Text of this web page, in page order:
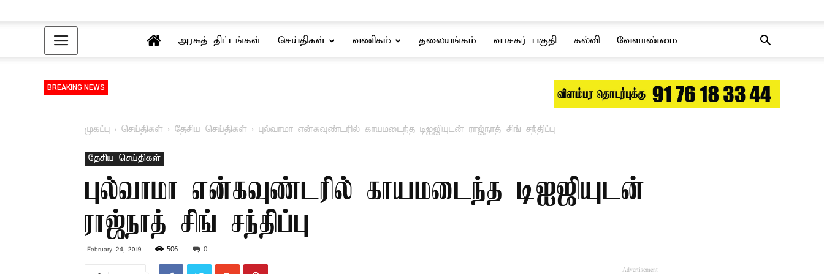
அரசுத் திட்டங்கள் செய்திகள் வணிகம் தலையங்கம் வாசகர் பகுதி கல்வி வேளாண்மை
BREAKING NEWS
முகப்பு செய்திகள் தேசிய செய்திகள் புல்வாமா என்கவுண்டரில் காயமடைந்த டிஐஜியுடன் ராஜ்நாத் சிங் சந்திப்பு
தேசிய செய்திகள்
புல்வாமா என்கவுண்டரில் காயமடைந்த டிஐஜியுடன்
ராஜ்நாத் சிங் சந்திப்பு
February 24, 2019 506 0
- Advertisement -